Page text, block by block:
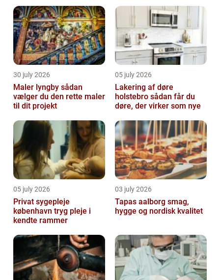
30 july 2026
Maler lyngby sådan
vælger du den rette maler
til dit projekt
05 july 2026
Lakering af døre
holstebro sådan får du
døre, der virker som nye
05 july 2026
Privat sygepleje
københavn tryg pleje i
kendte rammer
03 july 2026
Tapas aalborg smag,
hygge og nordisk kvalitet